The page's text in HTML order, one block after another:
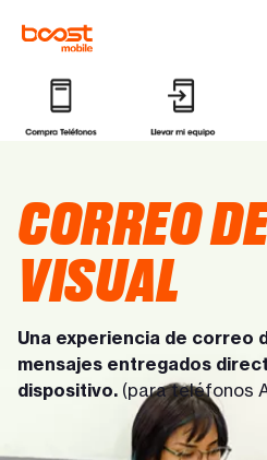
CORREO
VISUAL
Una experiencia de correo
mensajes entregados
dispositivo. (para teléfonos